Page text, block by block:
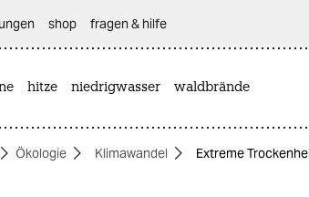
shop fragen & hilfe
hitze niedrigwasser waldbrände
Ökologie Klimawandel Extreme